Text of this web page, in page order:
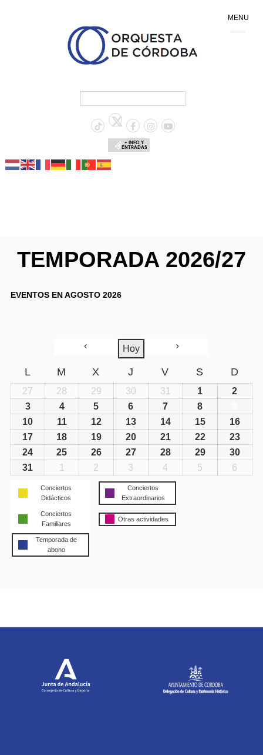
+ INFO Y
ENTRADAS
TEMPORADA 2026/27
EVENTOS EN AGOSTO 2026
Hoy
L M X J V S D
27 28 29 30 31 1
2
3
4 5 6 7 8
10
11 12 13 14 15
16
17
18 19 20 21 22
23
24
25 26 27 28 29
30
31
1 2 3 4 5 6
Conciertos
Didácticos
Conciertos
Extraordinarios
Conciertos
Familiares
Otras actividades
Temporada de
abono
MENU